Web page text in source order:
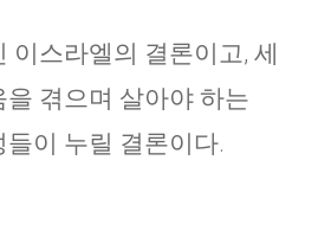
이스라엘의 결론이고, 세
겪으며 살아야 하는
이 누릴 결론이다.